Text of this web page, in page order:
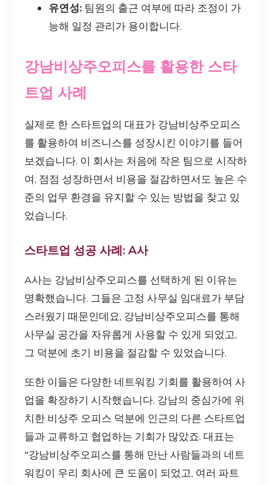
유연성: 팀원의 출근 여부에 따라 조정이 가
능해 일정 관리가 용이합니다.
강남비상주오피스를 활용한 스타
트업 사례
실제로 한 스타트업의 대표가 강남비상주오피스
를 활용하여 비즈니스를 성장시킨 이야기를 들어
보겠습니다. 이 회사는 처음에 작은 팀으로 시작하
여, 점점 성장하면서 비용을 절감하면서도 높은 수
준의 업무 환경을 유지할 수 있는 방법을 찾고 있
었습니다.
스타트업 성공 사례: A사
A사는 강남비상주오피스를 선택하게 된 이유는
명확했습니다. 그들은 고정 사무실 임대료가 부담
스러웠기 때문인데요, 강남비상주오피스를 통해
사무실 공간을 자유롭게 사용할 수 있게 되었고,
그 덕분에 초기 비용을 절감할 수 있었습니다.
또한 이들은 다양한 네트워킹 기회를 활용하여 사
업을 확장하기 시작했습니다. 강남의 중심가에 위
치한 비상주 오피스 덕분에 인근의 다른 스타트업
들과 교류하고 협업하는 기회가 많았죠. 대표는
"강남비상주오피스를 통해 만난 사람들과의 네트
워킹이 우리 회사에 큰 도움이 되었고, 여러 파트